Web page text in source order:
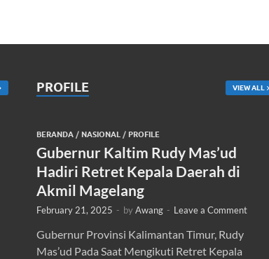
PROFILE VIEW ALL
BERANDA/ NASIONAL/ PROFILE
Gubernur Kaltim Rudy Mas’ud
Hadiri Retret Kepala Daerah di
Akmil Magelang
February 21, 2025 - byAwang - Leave a Comment
Gubernur Provinsi Kalimantan Timur, Rudy
Mas’ud Pada Saat Mengikuti Retret Kepala